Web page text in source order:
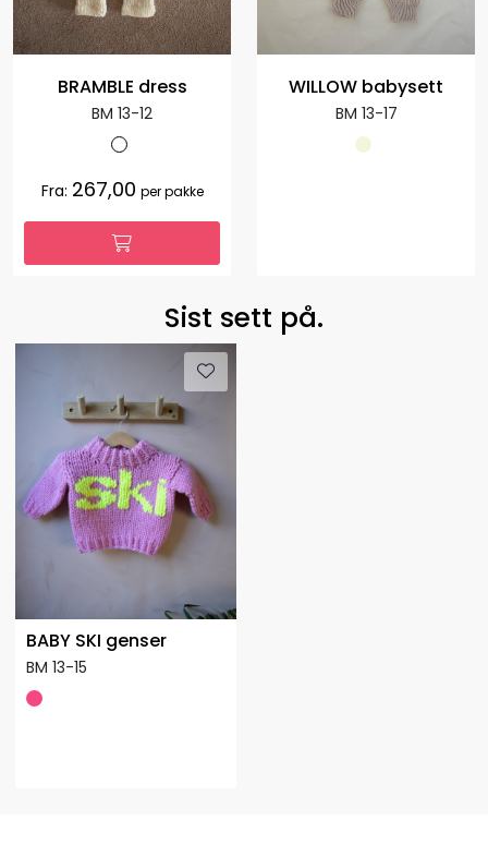
BRAMBLE dress
BM 13-12
Fra: 267,00 per pakke
WILLOW babysett
BM 13-17
Sist sett på.
BABY SKI genser
BM 13-15